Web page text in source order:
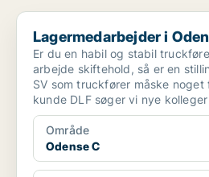
Lagermedarbejder i Odense C
Lagermedarbejder i
Er du en habil og stabil
arbejde skiftehold, så er en
SV som truckfører måske noget
kunde DLF søger vi nye
Område
Odense C